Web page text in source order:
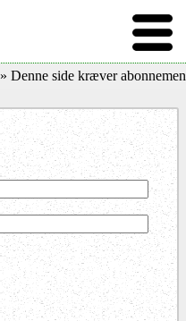
» Denne side kræver